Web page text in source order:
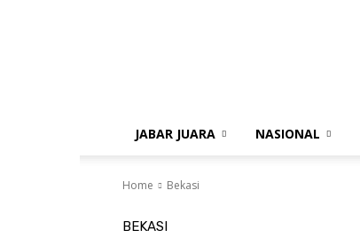
JABAR JUARA NASIONAL
Home Bekasi
BEKASI